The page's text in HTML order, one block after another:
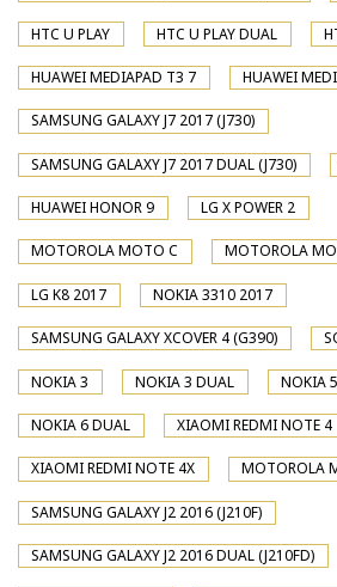
HTC U PLAY HTC U PLAY DUAL
HUAWEI MEDIAPAD T3 7 HUAWEI
SAMSUNG GALAXY J7 2017 (J730)
SAMSUNG GALAXY J7 2017 DUAL (J730)
HUAWEI HONOR 9 LG X POWER 2
MOTOROLA MOTO C MOTOROLA
LG K8 2017 NOKIA 3310 2017
SAMSUNG GALAXY XCOVER 4 (G390)
NOKIA 3 NOKIA 3 DUAL NOKIA
NOKIA 6 DUAL XIAOMI REDMI NOTE 4
XIAOMI REDMI NOTE 4X MOTOROLA
SAMSUNG GALAXY J2 2016 (J210F)
SAMSUNG GALAXY J2 2016 DUAL (J210FD)